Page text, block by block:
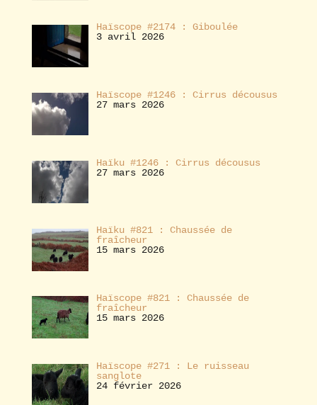
Haïscope #2174 : Giboulée
3 avril 2026
Haïscope #1246 : Cirrus décousus
27 mars 2026
Haïku #1246 : Cirrus décousus
27 mars 2026
Haïku #821 : Chaussée de
fraîcheur
15 mars 2026
Haïscope #821 : Chaussée de
fraîcheur
15 mars 2026
Haïscope #271 : Le ruisseau
sanglote
24 février 2026